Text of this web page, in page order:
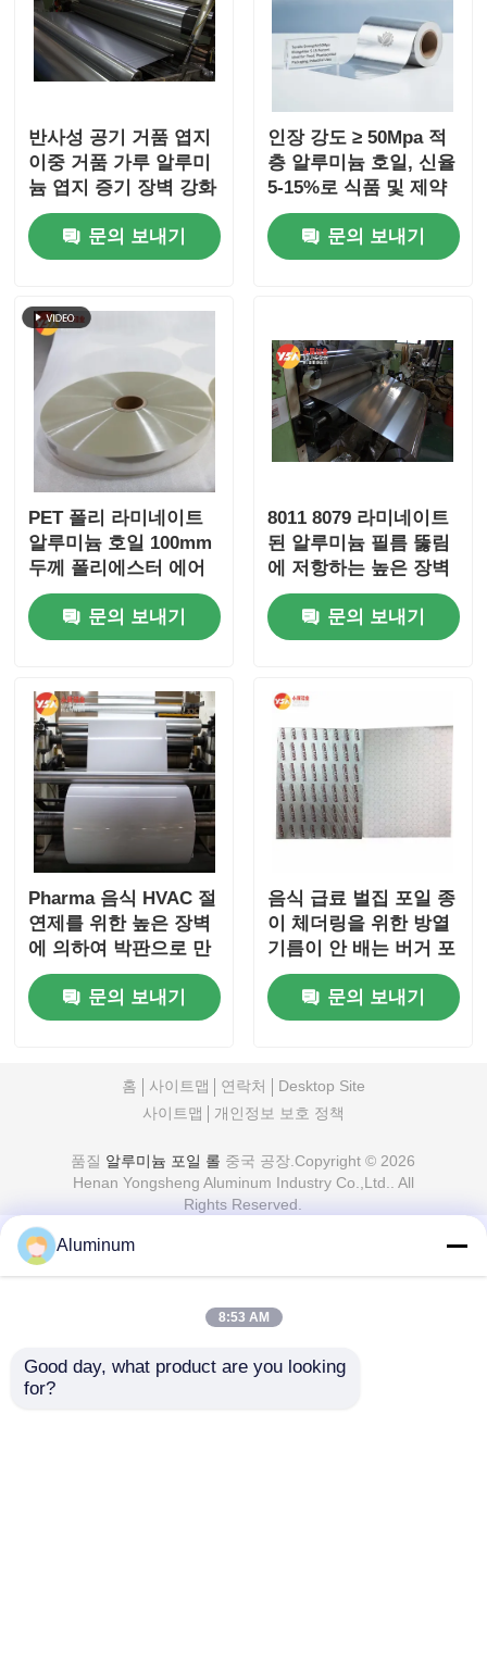
반사성 공기 거품 엽지
이중 거품 가루 알루미
늄 엽지 증기 장벽 강화
된 열 단열 거품 랩 엽
지 건설 에너지 절약
문의 보내기
인장 강도 ≥ 50Mpa 적
층 알루미늄 호일, 신율
5-15%로 식품 및 제약
포장 및 산업 용도에 이
상적
문의 보내기
PET 폴리 라미네이트
알루미늄 호일 100mm
두께 폴리에스터 에어
덕트 필름
문의 보내기
8011 8079 라미네이트
된 알루미늄 필름 뚫림
에 저항하는 높은 장벽
의약품 블러스터 식품
화장품 산업용 포장재
열 단열
문의 보내기
Pharma 음식 HVAC 절
연제를 위한 높은 장벽
에 의하여 박판으로 만
들어지는 알루미늄 호
일 FDA 급료문의 보내기
음식 급료 벌집 포일 종
이 체더링을 위한 방열
기름이 안 배는 버거 포
장지
문의 보내기
홈 사이트맵 연락처
Desktop Site
사이트맵
개인정보 보호 정책
품질 알루미늄 포일 롤 중국 공장.Copyright © 2026
Henan Yongsheng Aluminum Industry Co.,Ltd.. All
Rights Reserved.
Aluminum
8:53 AM
Good day, what product are you looking
for?